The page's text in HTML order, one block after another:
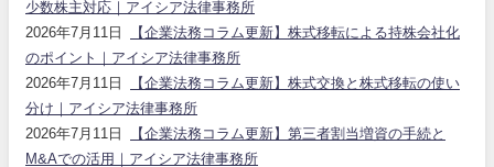
少数株主対応｜アイシア法律事務所
2026年7月11日
【企業法務コラム更新】株式移転による持株会社化
のポイント｜アイシア法律事務所
2026年7月11日
【企業法務コラム更新】株式交換と株式移転の使い
分け｜アイシア法律事務所
2026年7月11日
【企業法務コラム更新】第三者割当増資の手続と
M&Aでの活用｜アイシア法律事務所